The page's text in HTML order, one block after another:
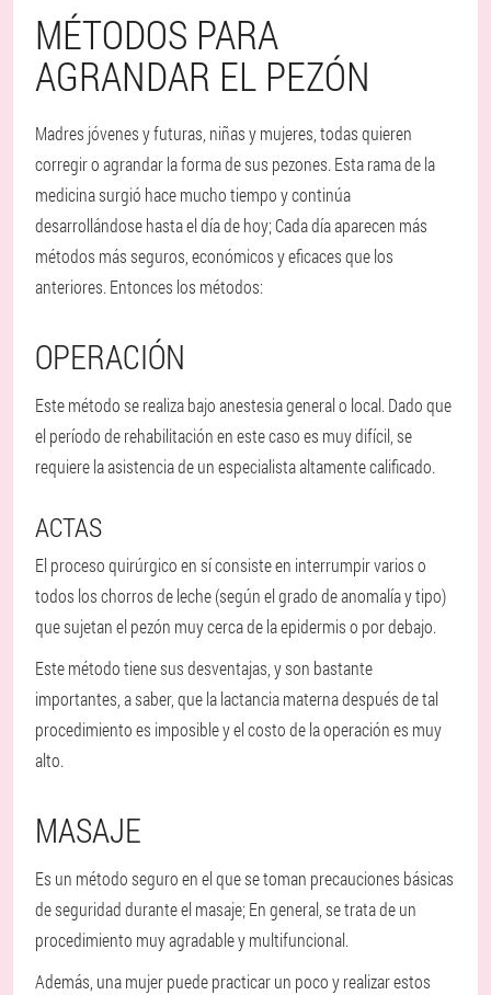
MÉTODOS PARA
AGRANDAR EL PEZÓN
Madres jóvenes y futuras, niñas y mujeres, todas quieren
corregir o agrandar la forma de sus pezones. Esta rama de la
medicina surgió hace mucho tiempo y continúa
desarrollándose hasta el día de hoy; Cada día aparecen más
métodos más seguros, económicos y eficaces que los
anteriores. Entonces los métodos:
OPERACIÓN
Este método se realiza bajo anestesia general o local. Dado que
el período de rehabilitación en este caso es muy difícil, se
requiere la asistencia de un especialista altamente calificado.
ACTAS
El proceso quirúrgico en sí consiste en interrumpir varios o
todos los chorros de leche (según el grado de anomalía y tipo)
que sujetan el pezón muy cerca de la epidermis o por debajo.
Este método tiene sus desventajas, y son bastante
importantes, a saber, que la lactancia materna después de tal
procedimiento es imposible y el costo de la operación es muy
alto.
MASAJE
Es un método seguro en el que se toman precauciones básicas
de seguridad durante el masaje; En general, se trata de un
procedimiento muy agradable y multifuncional.
Además, una mujer puede practicar un poco y realizar estos